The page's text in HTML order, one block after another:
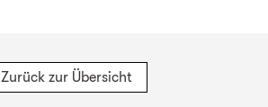
Zurück zur Übersicht